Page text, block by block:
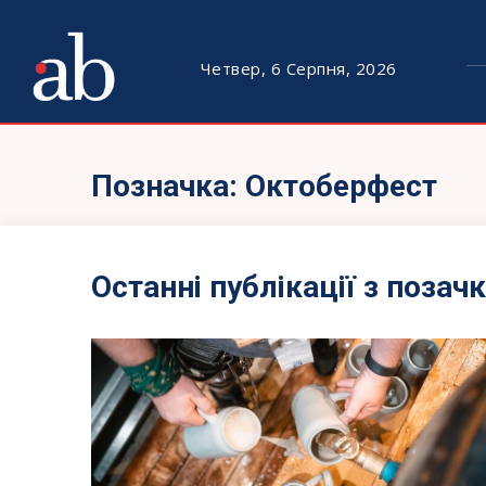
Четвер, 6 Серпня, 2026
Позначка: Октоберфест
Останні публікації з